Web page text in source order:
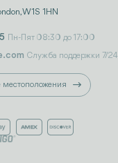
W1S 1HN
Пн-Пят 08:30 до 17:00
Служба поддержки 7/24
местоположения